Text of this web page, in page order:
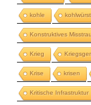
kohle
Konstruktives
Krieg
Krise krisen
Kritische Infrastruktur